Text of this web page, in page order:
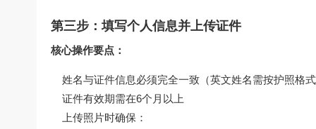
第三步：填写个人信息并上传证件
核心操作要点：
姓名与证件信息必须完全一致（英文姓名需按护照格
证件有效期需在6个月以上
上传照片时确保：